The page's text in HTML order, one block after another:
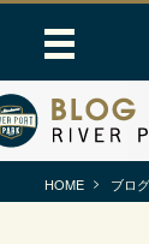
HOME ブログ